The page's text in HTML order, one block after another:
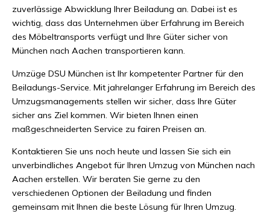
zuverlässige Abwicklung Ihrer Beiladung an. Dabei ist es
wichtig, dass das Unternehmen über Erfahrung im Bereich
des Möbeltransports verfügt und Ihre Güter sicher von
München nach Aachen transportieren kann.
Umzüge DSU München ist Ihr kompetenter Partner für den
Beiladungs-Service. Mit jahrelanger Erfahrung im Bereich des
Umzugsmanagements stellen wir sicher, dass Ihre Güter
sicher ans Ziel kommen. Wir bieten Ihnen einen
maßgeschneiderten Service zu fairen Preisen an.
Kontaktieren Sie uns noch heute und lassen Sie sich ein
unverbindliches Angebot für Ihren Umzug von München nach
Aachen erstellen. Wir beraten Sie gerne zu den
verschiedenen Optionen der Beiladung und finden
gemeinsam mit Ihnen die beste Lösung für Ihren Umzug.